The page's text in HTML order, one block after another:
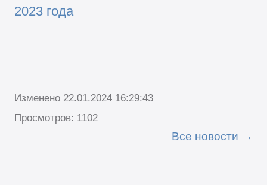
2023 года
Изменено 22.01.2024 16:29:43
Просмотров: 1102
Все новости